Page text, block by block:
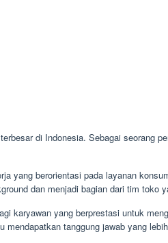
di Indonesia. Sebagai seorang
yang berorientasi pada layanan
dan menjadi bagian dari tim toko
karyawan yang berprestasi untuk
tanggung jawab yang